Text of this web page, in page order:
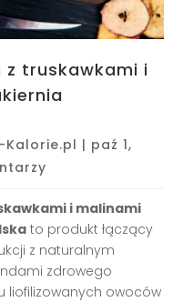
truskawkami i
Kalorie.pl | paź 1,
i malinami
to produkt łączący
z naturalnym
zdrowego
liofilizowanych owoców